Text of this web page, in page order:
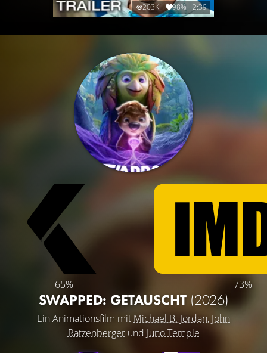
203K 98% 2:39
65% 73%
SWAPPED: GETAUSCHT (2026)
Ein Animationsfilm mit Michael B. Jordan, John
Ratzenbergerund Juno Temple